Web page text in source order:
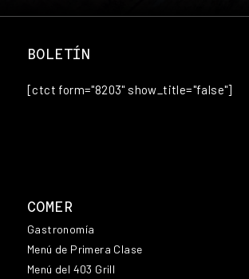
BOLETÍN
[ctct form="8203" show_title="false"]
COMER
Gastronomía
Menú de Primera Clase
Menú del 403 Grill